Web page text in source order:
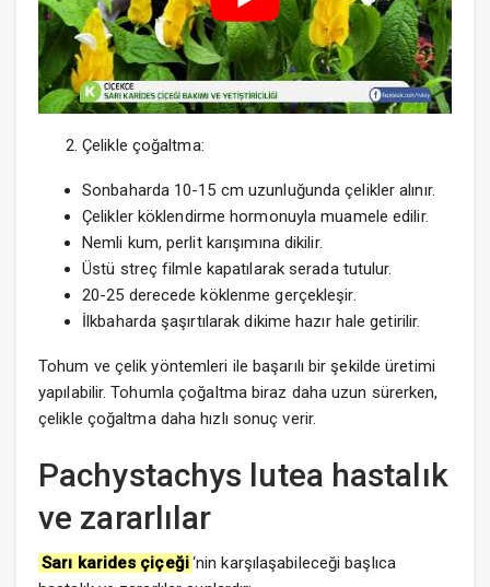
Çelikle çoğaltma:
Sonbaharda 10-15 cm uzunluğunda çelikler alınır.
Çelikler köklendirme hormonuyla muamele edilir.
Nemli kum, perlit karışımına dikilir.
Üstü streç filmle kapatılarak serada tutulur.
20-25 derecede köklenme gerçekleşir.
İlkbaharda şaşırtılarak dikime hazır hale getirilir.
Tohum ve çelik yöntemleri ile başarılı bir şekilde üretimi
yapılabilir. Tohumla çoğaltma biraz daha uzun sürerken,
çelikle çoğaltma daha hızlı sonuç verir.
Pachystachys lutea hastalık
ve zararlılar
Sarı karides çiçeği‘nin karşılaşabileceği başlıca